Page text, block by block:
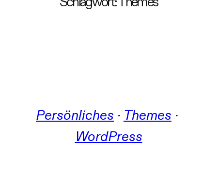
Persönliches · Themes
WordPress